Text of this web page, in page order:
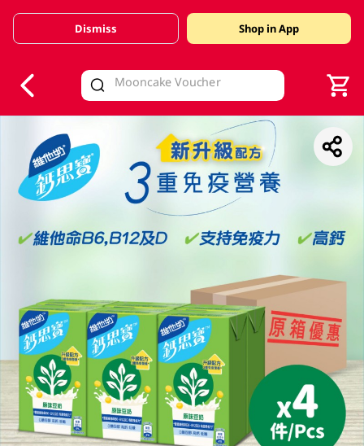
Valid Until 30 June 2026
Dismiss Shop in App